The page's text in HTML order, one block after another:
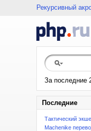
Рекурсивный
За последние
Последние
Тактический
Machenike